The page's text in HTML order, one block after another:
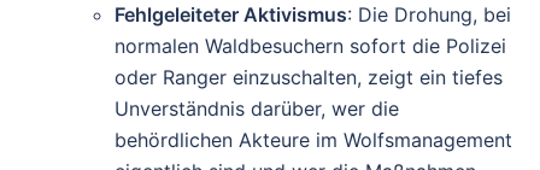
Fehlgeleiteter Aktivismus: Die Drohung, bei
normalen Waldbesuchern sofort die Polizei
oder Ranger einzuschalten, zeigt ein tiefes
Unverständnis darüber, wer die
behördlichen Akteure im Wolfsmanagement